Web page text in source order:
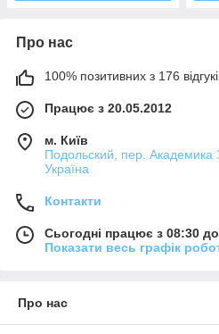
Про нас
100% позитивних з 176
Працює з 20.05.2012
м. Київ
Подольский, пер. Академика
Україна
Контакти
Сьогодні працює з 08:30
Показати весь графік
Про нас